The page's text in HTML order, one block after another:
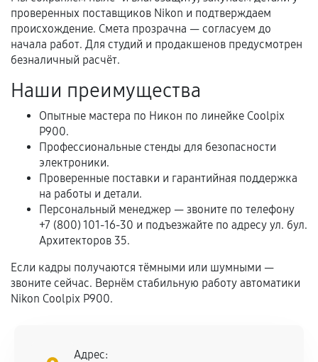
Нарушение правил эксплуатации,
механические повреждения, попадание влаги,
перегрев, коррозия.
третьих лиц.
Естественный износ деталей, если иное не
предусмотрено отдельно.
Обращение после окончания гарантийного
срока.
Программные сбои, если это не указано в
отдельных условиях.
Если комплектующие куплены
самостоятельно
соблюдены следующие условия:
проверенных поставщиков Nikon и подтверждаем
происхождение. Смета прозрачна — согласуем до
начала работ. Для студий и продакшенов предусмотрен
безналичный расчёт.
Наши преимущества
Опытные мастера по Никон по линейке Coolpix
P900.
Профессиональные стенды для безопасности
электроники.
Проверенные поставки и гарантийная поддержка
на работы и детали.
Персональный менеджер — звоните по телефону
+7 (800) 101-16-30 и подъезжайте по адресу ул. бул.
Архитекторов 35.
Если кадры получаются тёмными или шумными —
звоните сейчас. Вернём стабильную работу автоматики
Nikon Coolpix P900.
Адрес: